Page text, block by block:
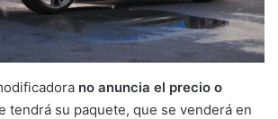
no anuncia el precio o
tendrá su paquete, que se venderá en